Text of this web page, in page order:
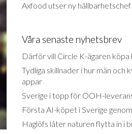
Axfood utser ny hållbarhetschef
Våra senaste nyhetsbrev
Därför vill Circle K-ägaren köpa
Tydliga skillnader i hur män och
appar
Sverige i topp för OOH-
Första AI-köpet i Sverige
Haglöfs låter naturen flytta in i